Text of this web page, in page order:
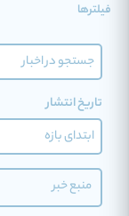
فیلترها
تاریخ انتشار
منبع خبر